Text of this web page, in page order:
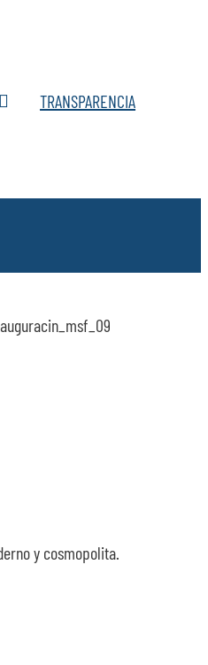
TRANSPARENCIA
y cosmopolita.